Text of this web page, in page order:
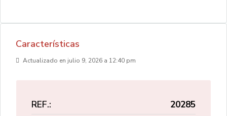
Características
Actualizado en julio 9, 2026 a 12:40 pm
REF.:
20285